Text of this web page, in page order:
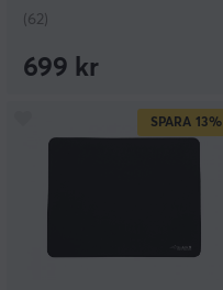
(62)
699 kr
SPARA 13%